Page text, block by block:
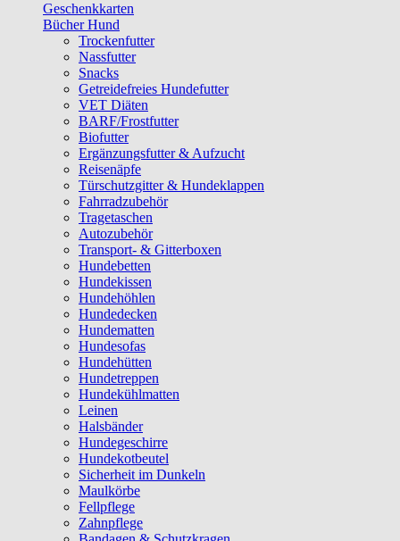
Geschenkkarten
Bücher Hund
Trockenfutter
Nassfutter
Snacks
Getreidefreies Hundefutter
VET Diäten
BARF/Frostfutter
Biofutter
Ergänzungsfutter & Aufzucht
Reisenäpfe
Türschutzgitter & Hundeklappen
Fahrradzubehör
Tragetaschen
Autozubehör
Transport- & Gitterboxen
Hundebetten
Hundekissen
Hundehöhlen
Hundedecken
Hundematten
Hundesofas
Hundehütten
Hundetreppen
Hundekühlmatten
Leinen
Halsbänder
Hundegeschirre
Hundekotbeutel
Sicherheit im Dunkeln
Maulkörbe
Fellpflege
Zahnpflege